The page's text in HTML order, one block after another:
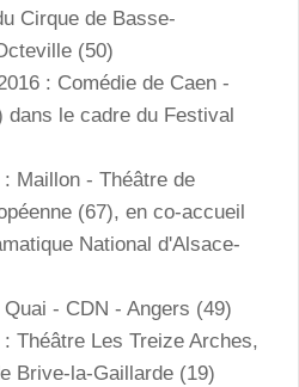
Cirque de Basse-
(50)
: Comédie de Caen -
dans le cadre du Festival
Maillon - Théâtre de
(67), en co-accueil
National d'Alsace-
- CDN - Angers (49)
Théâtre Les Treize Arches,
Brive-la-Gaillarde (19)